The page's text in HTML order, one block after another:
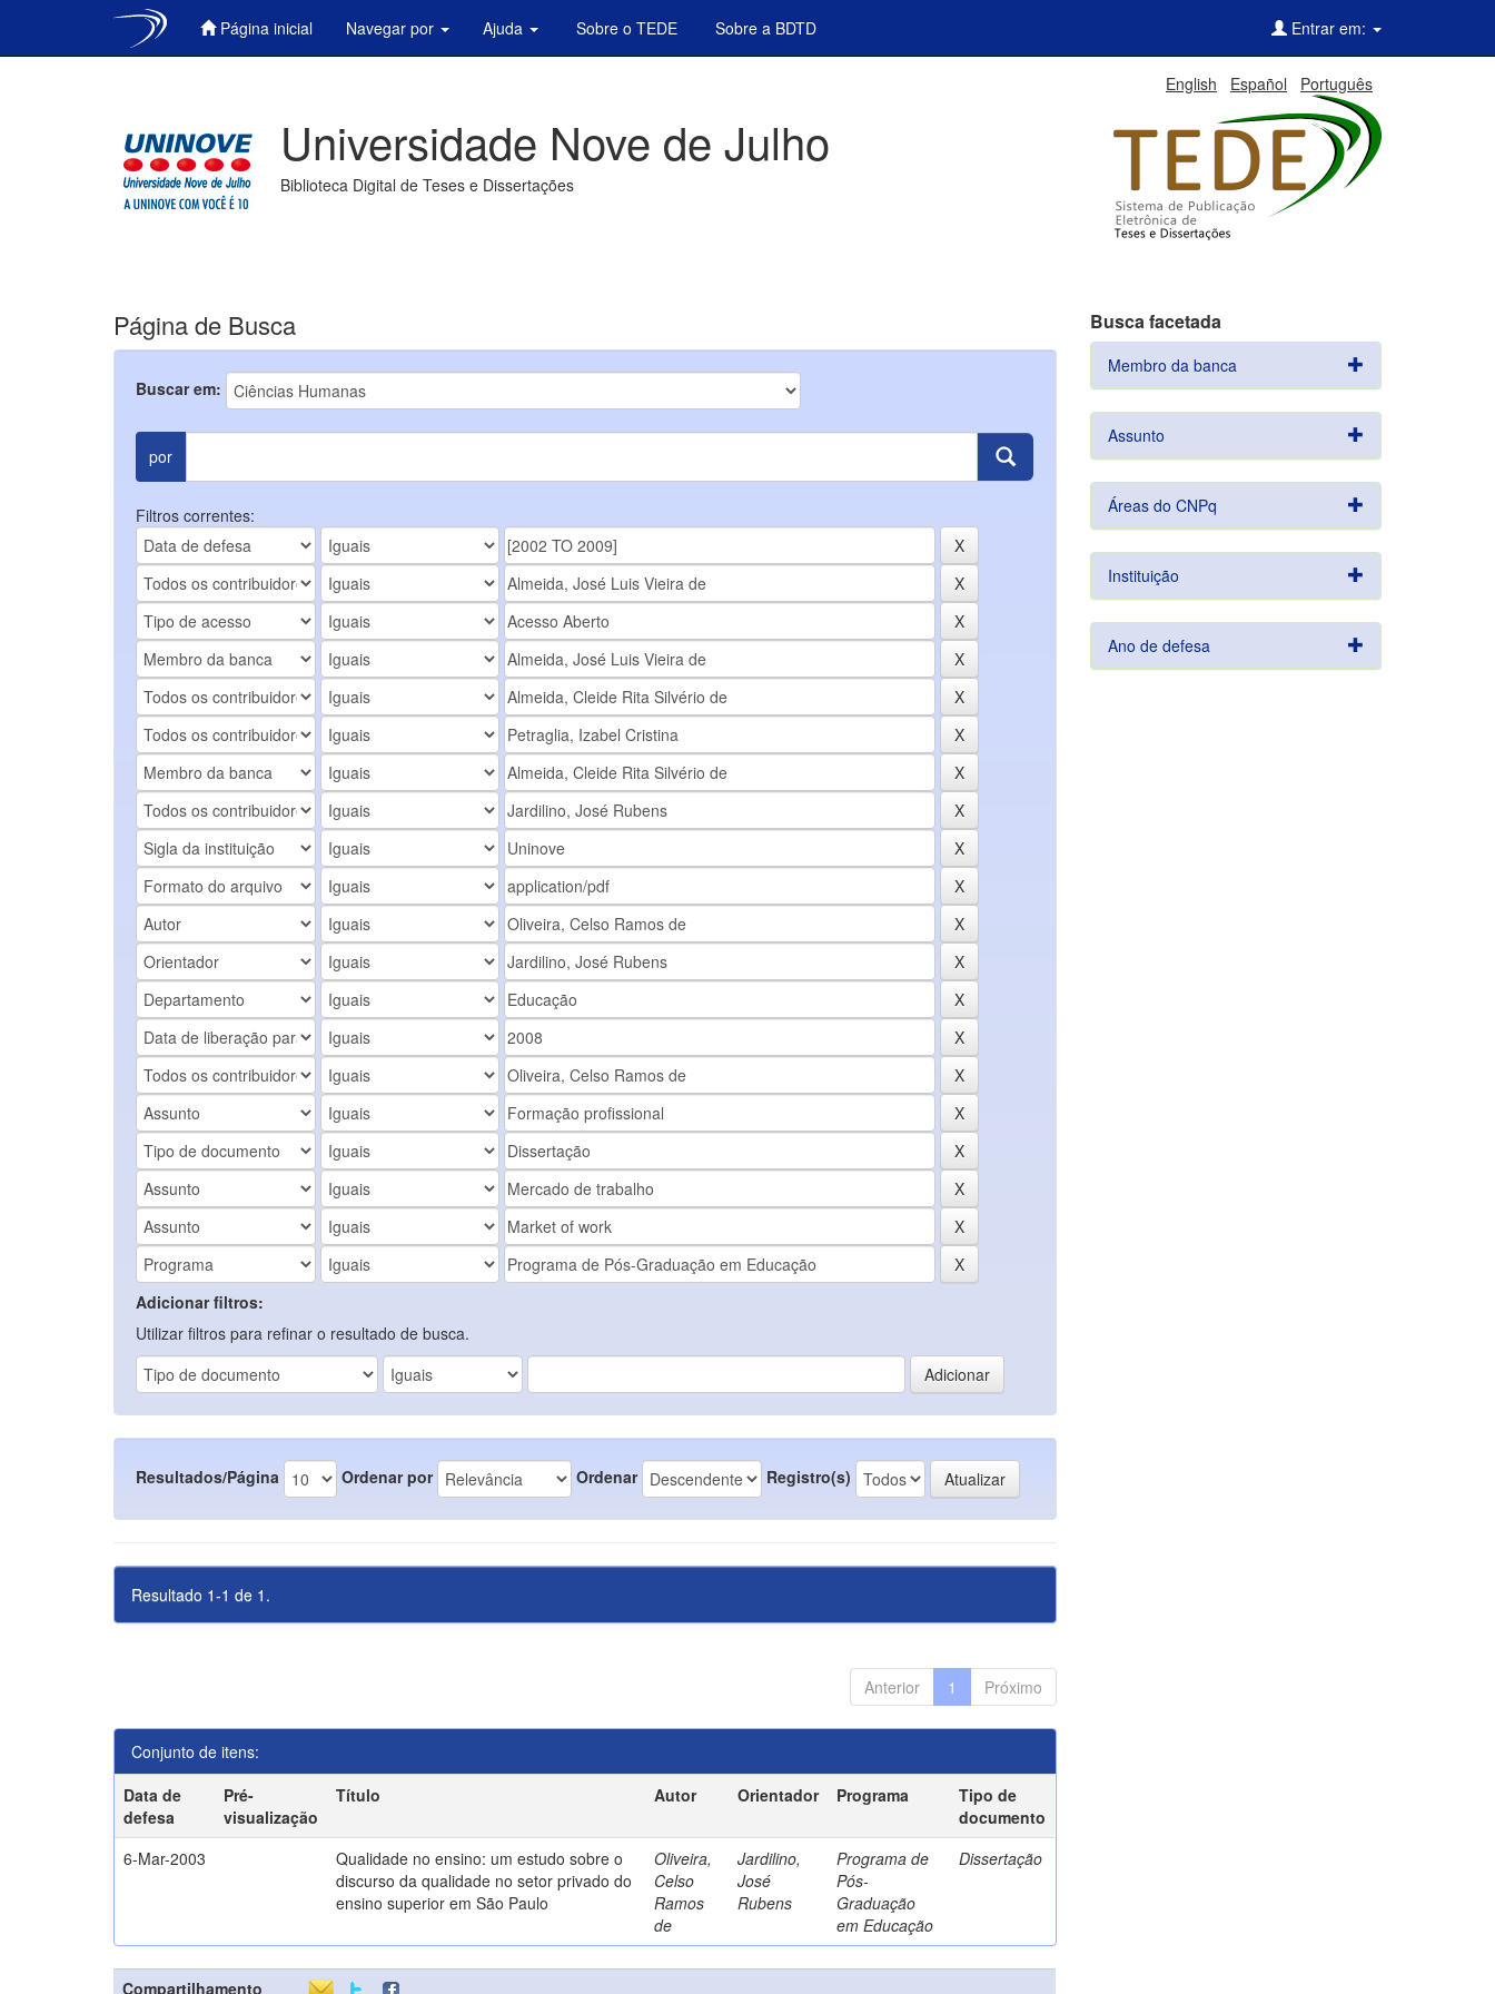
Página inicial Navegar por Ajuda Sobre o TEDE Sobre a BDTD Entrar em:
English Español Português
Universidade Nove de Julho
Biblioteca Digital de Teses e Dissertações
Página de Busca
Buscar em:
por
Filtros correntes:
Adicionar filtros:
Utilizar filtros para refinar o resultado de busca.
Resultados/Página Ordenar por Ordenar Registro(s)
Resultado 1-1 de 1.
Anterior 1 Próximo
Conjunto de itens:
Data de
defesa
Pré-
visualização
Título Autor Orientador Programa
Tipo de
documento
6-Mar-2003
Qualidade no ensino: um estudo sobre o
discurso da qualidade no setor privado do
ensino superior em São Paulo
Oliveira,
Celso
Ramos
de
Jardilino,
José
Rubens
Programa de
Pós-
Graduação
em Educação
Dissertação
Compartilhamento
Busca facetada
Membro da banca
Assunto
Áreas do CNPq
Instituição
Ano de defesa